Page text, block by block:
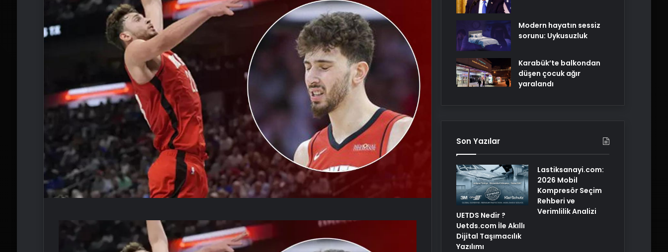
Modern hayatın sessiz
sorunu: Uykusuzluk
Karabük’te balkondan
düşen çocuk ağır
yaralandı
Son Yazılar
UETDS Nedir ?
Uetds.com İle Akıllı
Dijital Taşımacılık
Yazılımı
Lastiksanayi.com:
2026 Mobil
Kompresör Seçim
Rehberi ve
Verimlilik Analizi